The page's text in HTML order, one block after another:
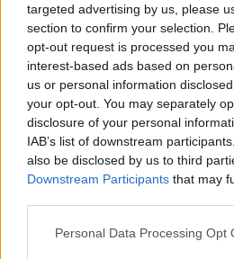
targeted advertising by us, please
section to confirm your selection.
opt-out request is processed you
interest-based ads based on
us or personal information
your opt-out. You may separately
disclosure of your personal
IAB’s list of downstream
also be disclosed by us to third
Downstream Participants that may
Personal Data Processing Opt
Kilőtt a kínai autók
Magyarországon:
modellre vadászik most
Látványosan terjeszkednek a
használtautó- és újautó-piacon,
emelkedett a kínai modellek
tavalyhoz képest.